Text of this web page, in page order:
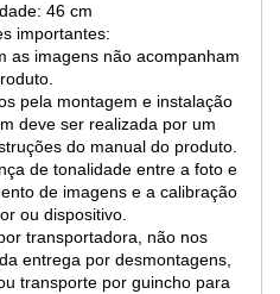
46 cm
importantes:
as imagens não acompanham
pela montagem e instalação
deve ser realizada por um
do manual do produto.
de tonalidade entre a foto e
de imagens e a calibração
ou dispositivo.
transportadora, não nos
entrega por desmontagens,
transporte por guincho para